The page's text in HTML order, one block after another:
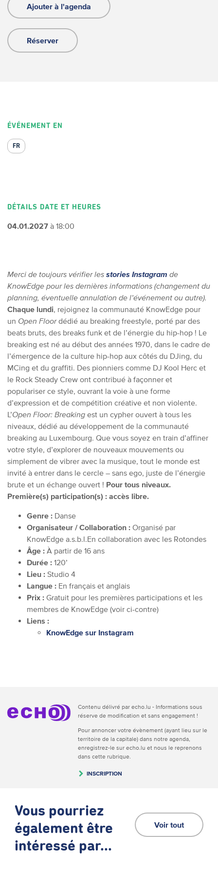
Ajouter à l'agenda
Réserver
ÉVÉNEMENT EN
FR
DÉTAILS DATE ET HEURES
04.01.2027 à 18:00
Merci de toujours vérifier les stories Instagram de
KnowEdge pour les dernières informations (changement du
planning, éventuelle annulation de l’événement ou autre).
Chaque lundi, rejoignez la communauté KnowEdge pour
un Open Floordédié au breaking freestyle, porté par des
beats bruts, des breaks funk et de l’énergie du hip-hop ! Le
breaking est né au début des années 1970, dans le cadre de
l’émergence de la culture hip-hop aux côtés du DJing, du
MCing et du graffiti. Des pionniers comme DJ Kool Herc et
le Rock Steady Crew ont contribué à façonner et
populariser ce style, ouvrant la voie à une forme
d’expression et de compétition créative et non violente.
L’Open Floor: Breaking est un cypher ouvert à tous les
niveaux, dédié au développement de la communauté
breaking au Luxembourg. Que vous soyez en train d’affiner
votre style, d’explorer de nouveaux mouvements ou
simplement de vibrer avec la musique, tout le monde est
invité à entrer dans le cercle – sans ego, juste de l’énergie
brute et un échange ouvert ! Pour tous niveaux.
Première(s) participation(s) : accès libre.
Genre : Danse
Organisateur / Collaboration : Organisé par
KnowEdge a.s.b.l.En collaboration avec les Rotondes
Âge : À partir de 16 ans
Durée : 120’
Lieu : Studio 4
Langue : En français et anglais
Prix : Gratuit pour les premières participations et les
membres de KnowEdge (voir ci-contre)
Liens :
KnowEdge sur Instagram
Contenu délivré par echo.lu - Informations sous
réserve de modification et sans engagement !
Pour annoncer votre évènement (ayant lieu sur le
territoire de la capitale) dans notre agenda,
enregistrez-le sur echo.lu et nous le reprenons
dans cette rubrique.
INSCRIPTION
Vous pourriez
également être
intéressé par...
Voir tout